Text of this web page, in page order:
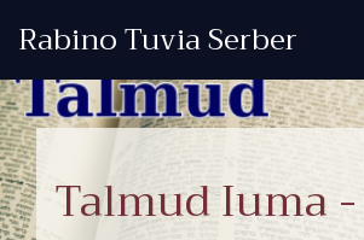
al
contenido
Rabino Tuvia Serber
Talmud Iuma